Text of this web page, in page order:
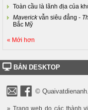
Toàn cầu là lãnh địa của
Maverickvẫn siêu đẳng -
Bắc Mỹ
« Mới hơn
BẢN DESKTOP
©
» Trang web do các thành